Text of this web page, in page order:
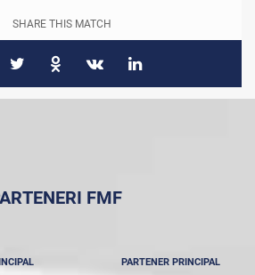
SHARE THIS MATCH
FMF
PARTENER PRINCIPAL